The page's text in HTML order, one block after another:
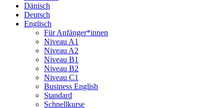
Dänisch
Deutsch
Englisch
Für Anfänger*innen
Niveau A1
Niveau A2
Niveau B1
Niveau B2
Niveau C1
Business English
Standard
Schnellkurse